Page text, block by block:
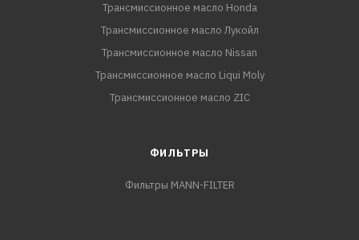
Трансмиссионное масло Honda
Трансмиссионное масло Лукойл
Трансмиссионное масло Nissan
Трансмиссионное масло Liqui Moly
Трансмиссионное масло ZIC
ФИЛЬТРЫ
Фильтры MANN-FILTER